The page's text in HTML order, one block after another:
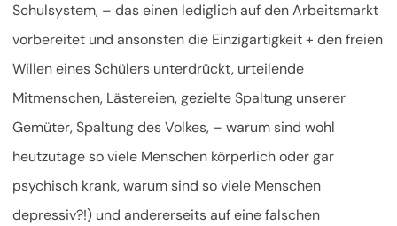
Schulsystem, – das einen lediglich auf den Arbeitsmarkt
vorbereitet und ansonsten die Einzigartigkeit + den freien
Willen eines Schülers unterdrückt, urteilende
Mitmenschen, Lästereien, gezielte Spaltung unserer
Gemüter, Spaltung des Volkes, – warum sind wohl
heutzutage so viele Menschen körperlich oder gar
psychisch krank, warum sind so viele Menschen
depressiv?!) und andererseits auf eine falschen